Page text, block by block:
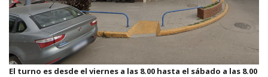
El turno es desde el viernes a las 8.00 hasta el sábado a las 8.00